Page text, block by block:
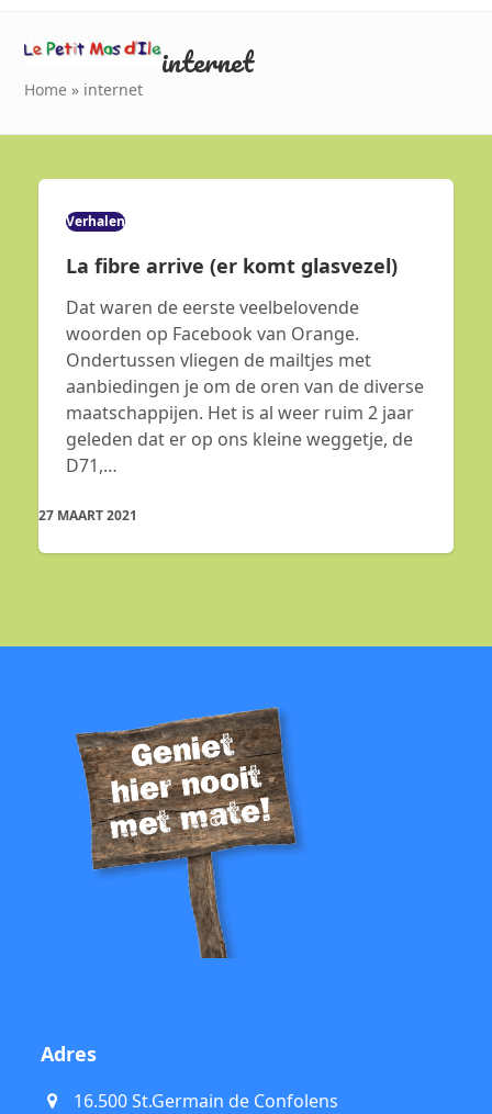
content
mobile
menu
mobile
menu
internet
Home » internet
Verhalen
La fibre arrive (er komt glasvezel)
Dat waren de eerste veelbelovende
woorden op Facebook van Orange.
Ondertussen vliegen de mailtjes met
aanbiedingen je om de oren van de diverse
maatschappijen. Het is al weer ruim 2 jaar
geleden dat er op ons kleine weggetje, de
D71,…
27 MAART 2021
Adres
16.500 St.Germain de Confolens